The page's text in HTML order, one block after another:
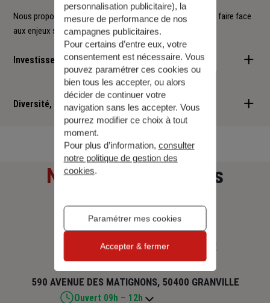
Nous proposons à nos clients des solutions durables pour faire face
aux enjeux sociétaux et environnementaux.
Investisseur responsable
Nous sommes convaincus qu'il est possible d'allier performance
financière et retombées positives : cette vision est au cœur des
services que nous vous proposons.
Diversité, Equité, Inclusion
Nous faisons de la diversité, de l'équité et de l'inclusion un
engagement quotidien.
Notre adresse
et nos
horaires
ASSURANCES GRANVIL'ASSUR
590 AVENUE DES MATIGNONS, 50400 GRANVILLE
Ouvert 09h – 12h
personnalisation publicitaire), la
mesure de performance de nos
campagnes publicitaires.
Pour certains d’entre eux, votre
consentement est nécessaire. Vous
pouvez paramétrer ces cookies ou
bien tous les accepter, ou alors
décider de continuer votre
navigation sans les accepter. Vous
pourrez modifier ce choix à tout
moment.
Pour plus d’information, consulter
notre politique de gestion des
cookies.
Paramétrer mes cookies
Accepter & fermer